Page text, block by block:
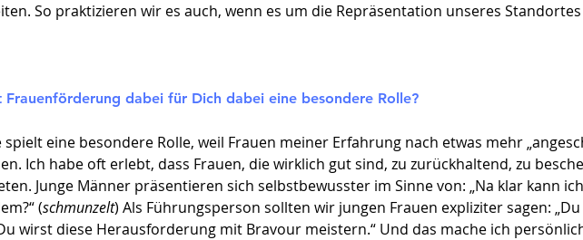
So praktizieren wir es auch, wenn es um die Repräsentation unseres
Frauenförderung dabei für Dich dabei eine besondere Rolle?
spielt eine besondere Rolle, weil Frauen meiner Erfahrung nach etwas mehr
Ich habe oft erlebt, dass Frauen, die wirklich gut sind, zu zurückhaltend, zu
Junge Männer präsentieren sich selbstbewusster im Sinne von: „Na klar kann
(schmunzelt) Als Führungsperson sollten wir jungen Frauen expliziter sagen:
wirst diese Herausforderung mit Bravour meistern.“ Und das mache ich